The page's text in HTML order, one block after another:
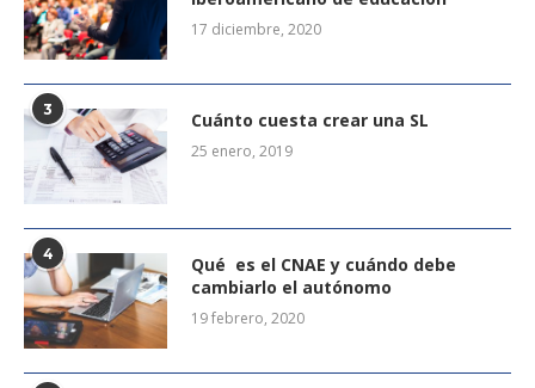
17 diciembre, 2020
3 Cuánto cuesta crear una SL
25 enero, 2019
4
Qué es el CNAE y cuándo debe
cambiarlo el autónomo
19 febrero, 2020